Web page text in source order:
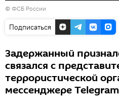
© ФСБ России
Подписаться
Задержанный
связался с
террористической
мессенджере